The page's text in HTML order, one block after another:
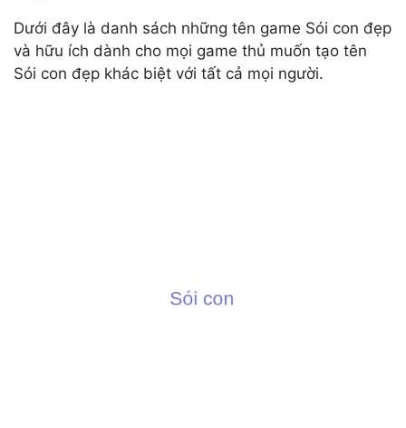
Dưới đây là danh sách những tên game Sói con đẹp
và hữu ích dành cho mọi game thủ muốn tạo tên
Sói con đẹp khác biệt với tất cả mọi người.